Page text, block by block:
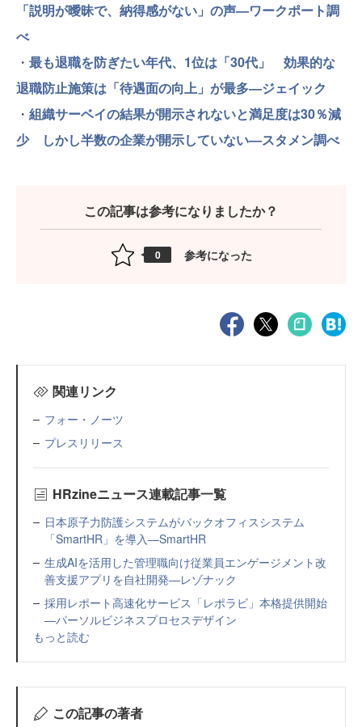
「説明が曖昧で、納得感がない」の声—ワークポート調
べ
・ 最も退職を防ぎたい年代、1位は「30代」 効果的な
退職防止施策は「待遇面の向上」が最多—ジェイック
・ 組織サーベイの結果が開示されないと満足度は30％減
少 しかし半数の企業が開示していない—スタメン調べ
この記事は参考になりましたか？
0 参考になった
関連リンク
フォー・ノーツ
プレスリリース
HRzineニュース連載記事一覧
日本原子力防護システムがバックオフィスシステム
「SmartHR」を導入—SmartHR
生成AIを活用した管理職向け従業員エンゲージメント改
善支援アプリを自社開発—レゾナック
採用レポート高速化サービス「レポラビ」本格提供開始
—パーソルビジネスプロセスデザイン
もっと読む
この記事の著者